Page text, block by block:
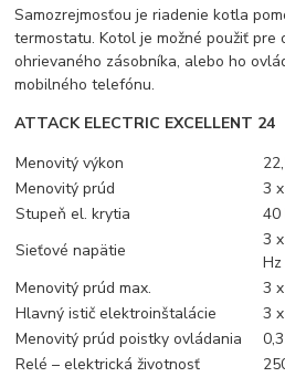
Samozrejmosťou je riadenie kotla
termostatu. Kotol je možné použiť pre
ohrievaného zásobníka, alebo ho
mobilného telefónu.
ATTACK ELECTRIC EXCELLENT 24
Menovitý výkon
Menovitý prúd
3
Stupeň el. krytia
40
Sieťové napätie
3
Menovitý prúd max.
3
Hlavný istič elektroinštalácie
3
Menovitý prúd poistky ovládania
Relé – elektrická životnosť